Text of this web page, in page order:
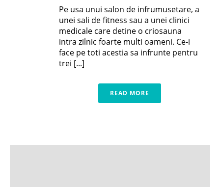
Pe usa unui salon de infrumusetare, a
unei sali de fitness sau a unei clinici
medicale care detine o criosauna
intra zilnic foarte multi oameni. Ce-i
face pe toti acestia sa infrunte pentru
trei [...]
READ MORE